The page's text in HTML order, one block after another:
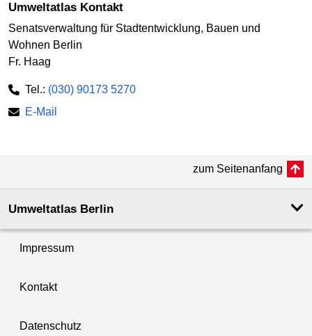
Umweltatlas Kontakt
Senatsverwaltung für Stadtentwicklung, Bauen und
Wohnen Berlin
Fr. Haag
Tel.: (030) 90173 5270
E-Mail
zum Seitenanfang
Umweltatlas Berlin
Impressum
Kontakt
Datenschutz